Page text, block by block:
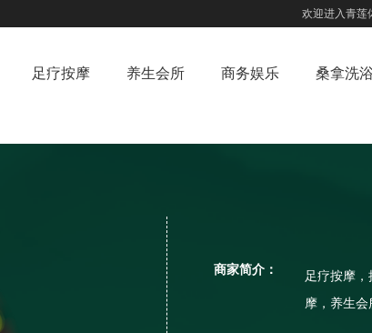
欢迎进入青莲
足疗按摩 养生会所 商务娱乐 桑拿洗
商家简介：
足疗按摩
摩，养生